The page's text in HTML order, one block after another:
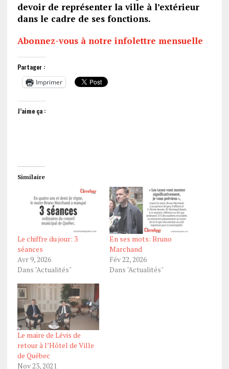
devoir de représenter la ville à l’extérieur
dans le cadre de ses fonctions.
Abonnez-vous à notre infolettre mensuelle
Partager :
Imprimer
J’aime ça :
Similaire
Le chiffre du jour: 3
séances
Avr 9, 2026
Dans "Actualités"
En ses mots: Bruno
Marchand
Fév 22, 2026
Dans "Actualités"
Le maire de Lévis de
retour à l’Hôtel de Ville
de Québec
Nov 23, 2021